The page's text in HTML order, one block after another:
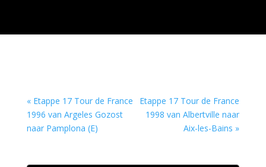
« Etappe 17 Tour de France
1996 van Argeles Gozost
naar Pamplona (E)
Etappe 17 Tour de France
1998 van Albertville naar
Aix-les-Bains »